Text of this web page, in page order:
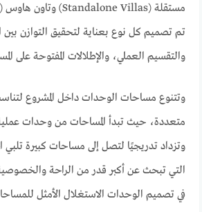
تم تصميم كل نوع بعناية لتحقيق التوازن بين
والتقسيم العملي، والإطلالات المفتوحة على
وتتنوع مساحات الوحدات داخل المشروع
متعددة، حيث تبدأ المساحات من وحدات
وتزداد تدريجيًا لتصل إلى مساحات كبيرة تلبي
التي تبحث عن أكبر قدر من الراحة
في تصميم الوحدات الاستغلال الأمثل